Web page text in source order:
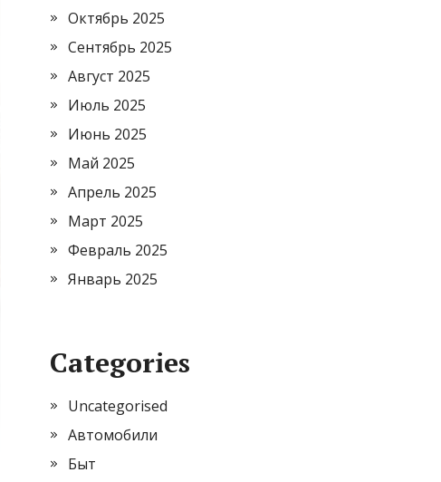
Октябрь 2025
Сентябрь 2025
Август 2025
Июль 2025
Июнь 2025
Май 2025
Апрель 2025
Март 2025
Февраль 2025
Январь 2025
Categories
Uncategorised
Автомобили
Быт